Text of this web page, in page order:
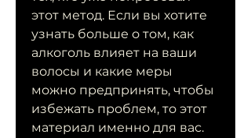
этот метод. Если вы хотите
узнать больше о том, как
алкоголь влияет на ваши
волосы и какие меры
можно предпринять, чтобы
избежать проблем, то этот
материал именно для вас.